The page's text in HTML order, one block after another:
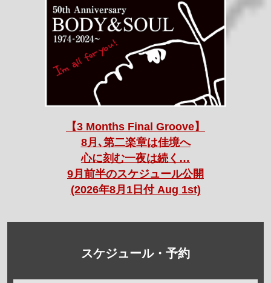
【3 Months Final Groove】
8月､第二楽章は佳境へ
心に刻む一夜は続く…
9月前半のスケジュール公開
(2026年8月1日付 Aug 1st)
スケジュール・予約